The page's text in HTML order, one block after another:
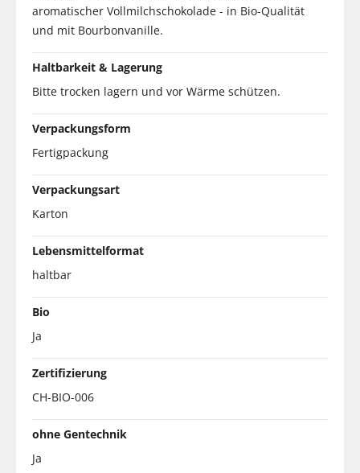
aromatischer Vollmilchschokolade - in Bio-Qualität
und mit Bourbonvanille.
Haltbarkeit & Lagerung
Bitte trocken lagern und vor Wärme schützen.
Verpackungsform
Fertigpackung
Verpackungsart
Karton
Lebensmittelformat
haltbar
Bio
Ja
Zertifizierung
CH-BIO-006
ohne Gentechnik
Ja